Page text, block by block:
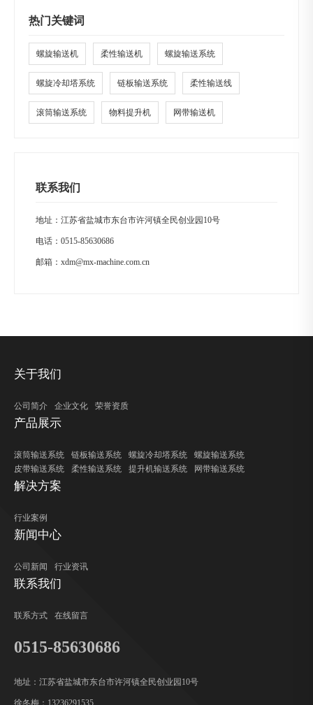
热门关键词
螺旋输送机 柔性输送机 螺旋输送系统
螺旋冷却塔系统 链板输送系统 柔性输送线
滚筒输送系统 物料提升机 网带输送机
联系我们
地址：江苏省盐城市东台市许河镇全民创业园10号
电话： 0515-85630686
邮箱： xdm@mx-machine.com.cn
关于我们
公司简介 企业文化 荣誉资质
产品展示
滚筒输送系统 链板输送系统 螺旋冷却塔系统
螺旋输送系统
皮带输送系统
柔性输送系统 提升机输送系统 网带输送系统
解决方案
行业案例
新闻中心
公司新闻 行业资讯
联系我们
联系方式 在线留言
0515-85630686
地址：江苏省盐城市东台市许河镇全民创业园10号
徐冬梅：13236291535